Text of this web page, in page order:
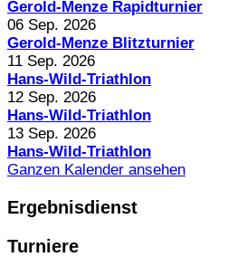
Gerold-Menze Rapidturnier
06 Sep. 2026
Gerold-Menze Blitzturnier
11 Sep. 2026
Hans-Wild-Triathlon
12 Sep. 2026
Hans-Wild-Triathlon
13 Sep. 2026
Hans-Wild-Triathlon
Ganzen Kalender ansehen
Ergebnisdienst
Turniere